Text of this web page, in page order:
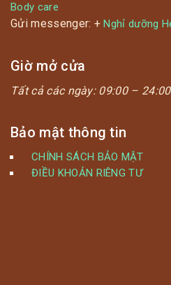
Body care
Gửi messenger: +Nghỉ dưỡng
Giờ mở cửa
Tất cả các ngày: 09:00 – 24:00
Bảo mật thông tin
CHÍNH SÁCH BẢO MẬT
ĐIỀU KHOẢN RIÊNG TƯ